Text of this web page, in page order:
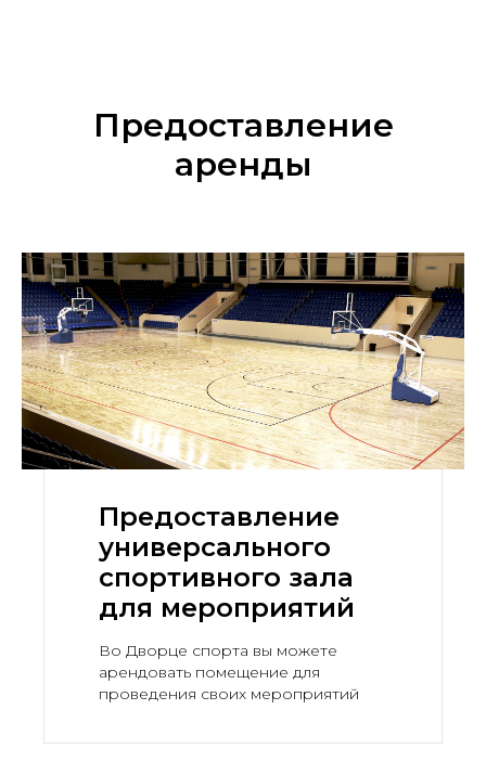
Предоставление
аренды
Предоставление
универсального
спортивного зала
для мероприятий
Во Дворце спорта вы можете
арендовать помещение для
проведения своих мероприятий